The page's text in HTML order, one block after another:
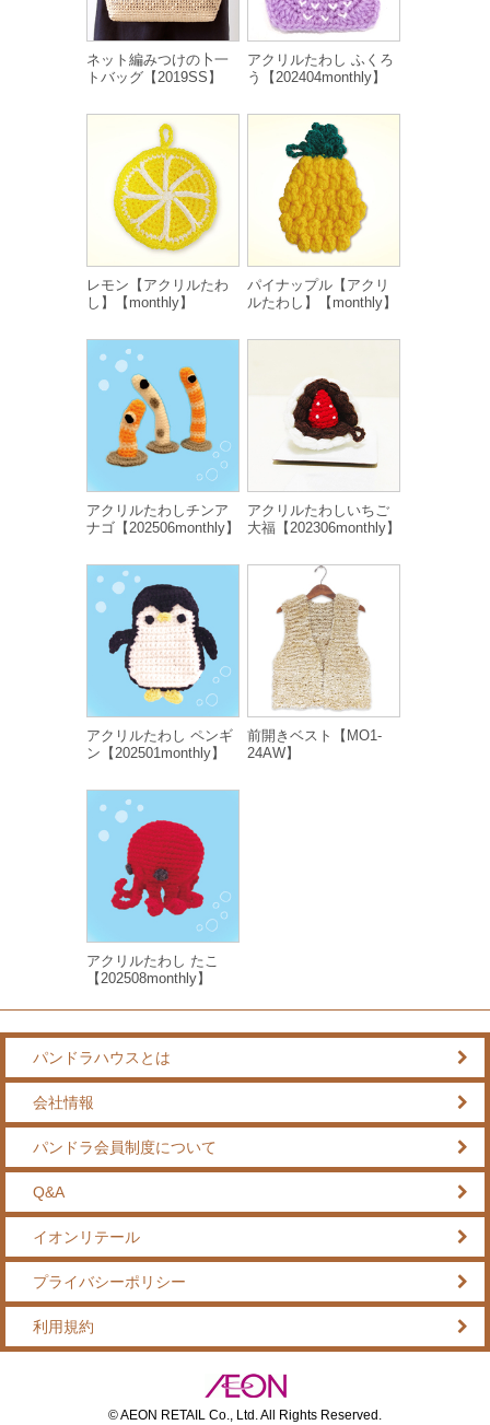
ネット編みつけの卜一
トバッグ【2019SS】
アクリルたわし ふくろ
う【202404monthly】
レモン【アクリルたわ
し】【monthly】
パイナップル【アクリ
ルたわし】【monthly】
アクリルたわしチンア
ナゴ【202506monthly】
アクリルたわしいちご
大福【202306monthly】
アクリルたわし ペンギ
ン【202501monthly】
前開きベスト【MO1-
24AW】
アクリルたわし たこ
【202508monthly】
パンドラハウスとは
会社情報
パンドラ会員制度について
Q&A
イオンリテール
プライバシーポリシー
利用規約
© AEON RETAIL Co., Ltd. All Rights Reserved.